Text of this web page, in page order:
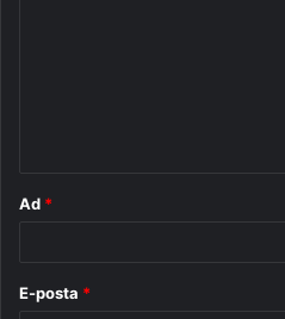
Ad *
E-posta *